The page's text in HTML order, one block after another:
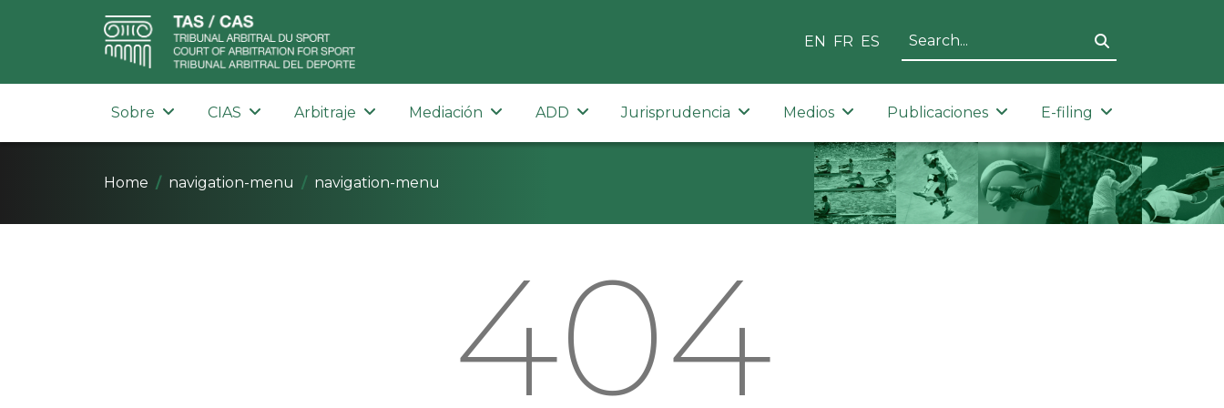
EN FR ES
Sobre CIAS Arbitraje Mediación ADD Jurisprudencia Medios Publicaciones E-filing
Home navigation-menu navigation-menu
404